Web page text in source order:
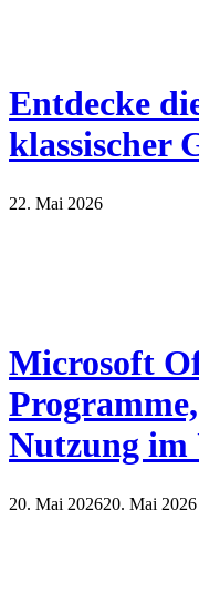
Entdecke
klassischer
22. Mai 2026
Microsoft
Nutzung
20. Mai 202620. Mai 2026